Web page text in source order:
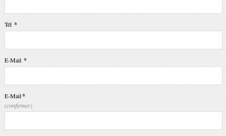
Tél *
E-Mail *
E-Mail*
(confirmer)